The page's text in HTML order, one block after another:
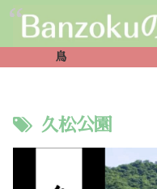
鳥
久松公園